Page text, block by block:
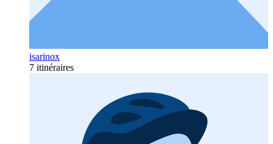
isarinox
7 itinéraires